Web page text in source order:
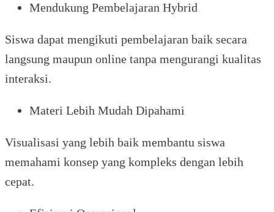
Mendukung Pembelajaran Hybrid
Siswa dapat mengikuti pembelajaran baik secara
langsung maupun online tanpa mengurangi kualitas
interaksi.
Materi Lebih Mudah Dipahami
Visualisasi yang lebih baik membantu siswa
memahami konsep yang kompleks dengan lebih
cepat.